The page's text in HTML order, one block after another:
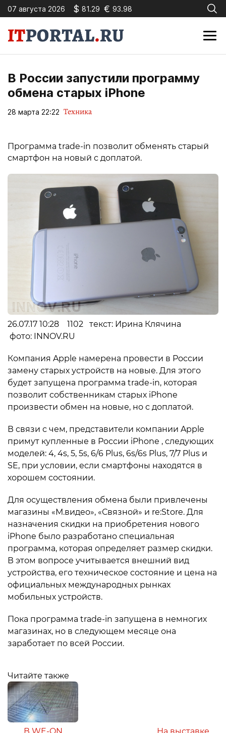
07 августа 2026 $ 81.29 € 93.98
В России запустили программу
обмена старых iPhone
28 марта 22:22 Техника
Программа trade-in позволит обменять старый
смартфон на новый с доплатой.
26.07.17 10:28 1102 текст: Ирина Клячина
фото: INNOV.RU
Компания Apple намерена провести в России
замену старых устройств на новые. Для этого
будет запущена программа trade-in, которая
позволит собственникам старых iPhone
произвести обмен на новые, но с доплатой.
В связи с чем, представители компании Apple
примут купленные в России iPhone , следующих
моделей: 4, 4s, 5, 5s, 6/6 Plus, 6s/6s Plus, 7/7 Plus и
SE, при условии, если смартфоны находятся в
хорошем состоянии.
Для осуществления обмена были привлечены
магазины «М.видео», «Связной» и re:Store. Для
назначения скидки на приобретения нового
iPhone было разработано специальная
программа, которая определяет размер скидки.
В этом вопросе учитывается внешний вид
устройства, его техническое состояние и цена на
официальных международных рынках
мобильных устройств.
Пока программа trade-in запущена в немногих
магазинах, но в следующем месяце она
заработает по всей России.
Читайте также